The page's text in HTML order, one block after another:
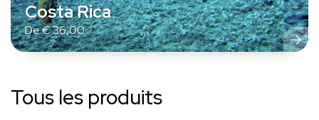
Costa Rica
De€36,00
Tous les produits